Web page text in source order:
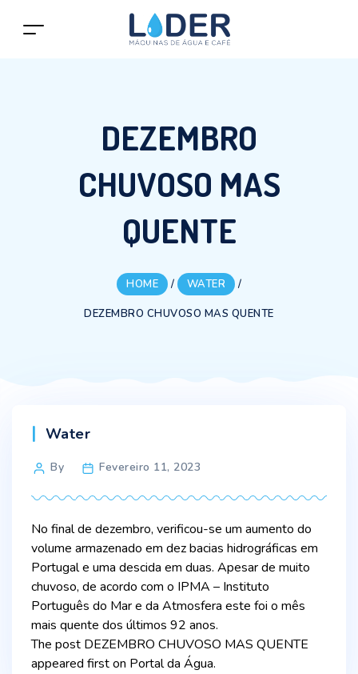
DEZEMBRO
CHUVOSO MAS
QUENTE
HOME / WATER /
DEZEMBRO CHUVOSO MAS QUENTE
Categories
Water
PostBy Fevereiro 11, 2023
No final de dezembro, verificou-se um aumento do
volume armazenado em dez bacias hidrográficas em
Portugal e uma descida em duas. Apesar de muito
chuvoso, de acordo com o IPMA – Instituto
Português do Mar e da Atmosfera este foi o mês
mais quente dos últimos 92 anos.
The post DEZEMBRO CHUVOSO MAS QUENTE
appeared first on Portal da Água.